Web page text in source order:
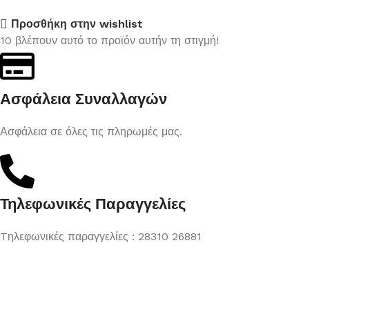
Προσθήκη στην wishlist
10 βλέπουν αυτό το προϊόν αυτήν τη στιγμή!
Ασφάλεια Συναλλαγών
Ασφάλεια σε όλες τις πληρωμές μας.
Τηλεφωνικές Παραγγελίες
Tηλεφωνικές παραγγελίες : 28310 26881